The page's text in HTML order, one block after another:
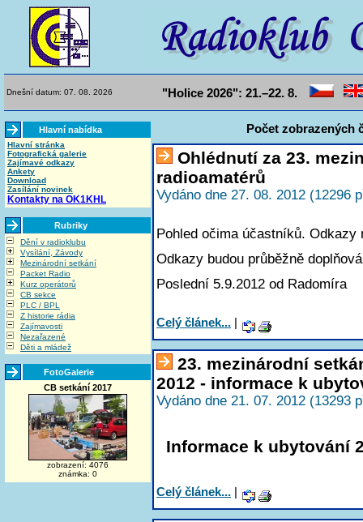
Dnešní datum: 07. 08. 2026 "Holice 2026": 21.–22. 8.
Hlavní nabídka
Hlavní stránka
Fotografická galerie
Zajímavé odkazy
Ankety
Download
Zasílání novinek
Kontakty na OK1KHL
Rubriky
Dění v radioklubu
Vysílání, Závody
Mezinárodní setkání
Packet Radio
Kurz operátorů
CB sekce
PLC / BPL
Z historie rádia
Zajímavosti
Nezařazené
Děti a mládež
FotoGalerie
CB setkání 2017
zobrazení: 4076
známka: 0
Počet zobrazených
Ohlédnutí za 23.
radioamatérů
Vydáno dne 27. 08. 2012 (12296
Pohled očima účastníků. Odkazy
Odkazy budou průběžně
Poslední 5.9.2012 od Radomíra
Celý článek... |
23. mezinárodní
2012 - informace k
Vydáno dne 21. 07. 2012 (13293
Informace k ubytování
Celý článek... |